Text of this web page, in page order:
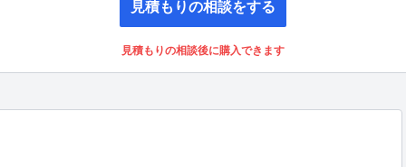
見積もりの相談をする
見積もりの相談後に購入できます